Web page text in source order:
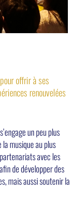
offrir à ses
renouvelées
un peu plus
musique au plus
avec les
de développer des
mais aussi soutenir la